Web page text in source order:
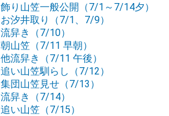
飾り山笠一般公開（7/1～7/14夕）
お汐井取り（7/1、7/9）
流舁き（7/10）
朝山笠（7/11 早朝）
他流舁き（7/11 午後）
追い山笠馴らし（7/12）
集団山笠見せ（7/13）
流舁き（7/14）
追い山笠（7/15）